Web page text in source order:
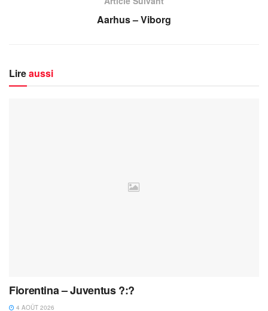
Aarhus – Viborg
Lireaussi
Fiorentina – Juventus ?:?
4 AOÛT 2026